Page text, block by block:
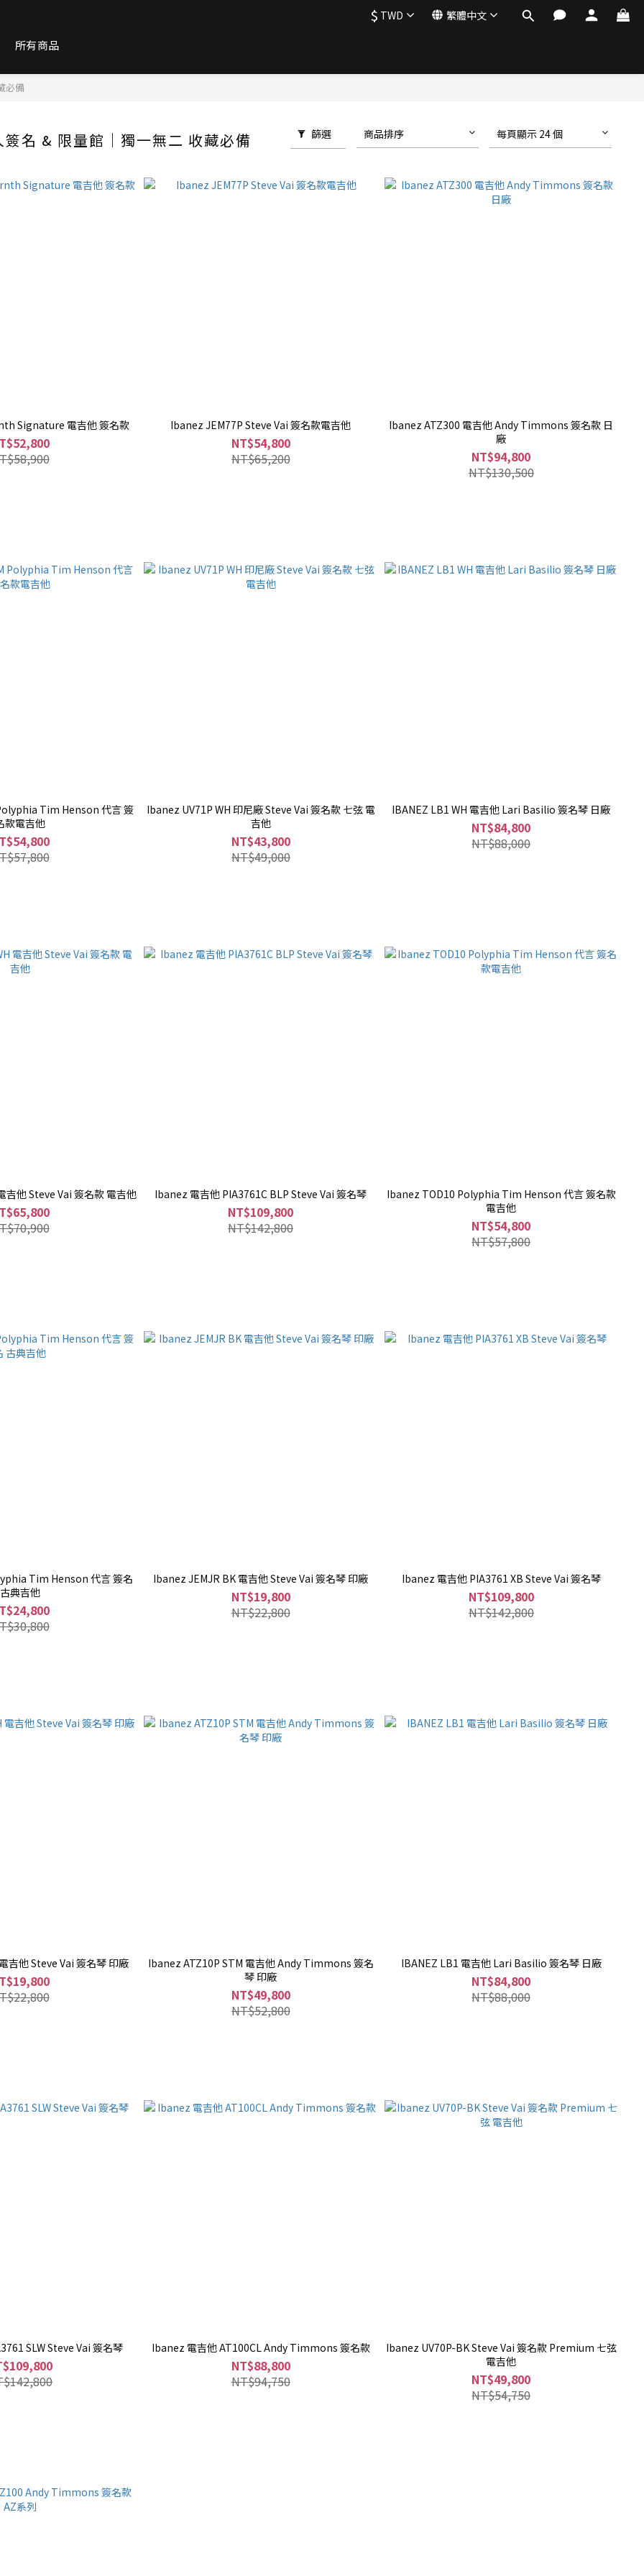
$ TWD 繁體中文
所有商品
必備
名 & 限量館｜獨一無二 收藏必備 篩選 商品排序 每頁顯示 24 個
Signature 電吉他 簽名款 Ibanez JEM77P Steve Vai 簽名款電吉他
NT$54,800
NT$65,200
Ibanez ATZ300 電吉他 Andy Timmons 簽名款 日
廠
NT$94,800
NT$130,500
Tim Henson 代言 簽
款電吉他
Ibanez UV71P WH 印尼廠 Steve Vai 簽名款 七弦 電
吉他
NT$43,800
NT$49,000
IBANEZ LB1 WH 電吉他 Lari Basilio 簽名琴 日廠
NT$84,800
NT$88,000
吉他 Steve Vai 簽名款 電吉他 Ibanez 電吉他 PIA3761C BLP Steve Vai 簽名琴
NT$109,800
NT$142,800
Ibanez TOD10 Polyphia Tim Henson 代言 簽名款
電吉他
NT$54,800
NT$57,800
Tim Henson 代言 簽名
古典吉他
Ibanez JEMJR BK 電吉他 Steve Vai 簽名琴 印廠
NT$19,800
NT$22,800
Ibanez 電吉他 PIA3761 XB Steve Vai 簽名琴
NT$109,800
NT$142,800
吉他 Steve Vai 簽名琴 印廠
Ibanez ATZ10P STM 電吉他 Andy Timmons 簽名
琴 印廠
NT$49,800
NT$52,800
IBANEZ LB1 電吉他 Lari Basilio 簽名琴 日廠
NT$84,800
NT$88,000
SLW Steve Vai 簽名琴 Ibanez 電吉他 AT100CL Andy Timmons 簽名款
NT$88,800
NT$94,750
Ibanez UV70P-BK Steve Vai 簽名款 Premium 七弦
電吉他
NT$49,800
NT$54,750